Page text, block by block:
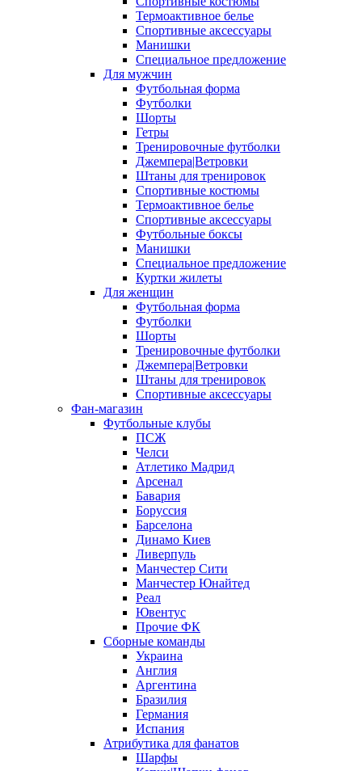
Термоактивное белье
Спортивные аксессуары
Манишки
Специальное предложение
Для мужчин
Футбольная форма
Футболки
Шорты
Гетры
Тренировочные футболки
Джемпера|Ветровки
Штаны для тренировок
Спортивные костюмы
Термоактивное белье
Спортивные аксессуары
Футбольные боксы
Манишки
Специальное предложение
Куртки жилеты
Для женщин
Футбольная форма
Футболки
Шорты
Тренировочные футболки
Джемпера|Ветровки
Штаны для тренировок
Спортивные аксессуары
Фан-магазин
Футбольные клубы
ПСЖ
Челси
Атлетико Мадрид
Арсенал
Бавария
Боруссия
Барселона
Динамо Киев
Ливерпуль
Манчестер Сити
Манчестер Юнайтед
Реал
Ювентус
Прочие ФК
Сборные команды
Украина
Англия
Аргентина
Бразилия
Германия
Испания
Атрибутика для фанатов
Шарфы